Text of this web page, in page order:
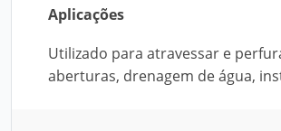
Aplicações
Utilizado para atravessar e
aberturas, drenagem de água,